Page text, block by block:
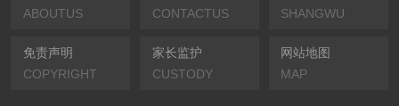
ABOUTUS
CONTACTUS
SHANGWU
免责声明
COPYRIGHT
家长监护
CUSTODY
网站地图
MAP